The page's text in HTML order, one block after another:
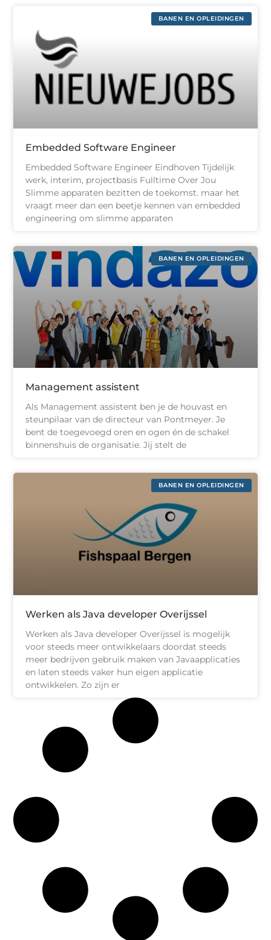
BANEN EN OPLEIDINGEN
Embedded Software Engineer
Embedded Software Engineer Eindhoven Tijdelijk
werk, interim, projectbasis Fulltime Over Jou
Slimme apparaten bezitten de toekomst. maar het
vraagt meer dan een beetje kennen van embedded
engineering om slimme apparaten
BANEN EN OPLEIDINGEN
Management assistent
Als Management assistent ben je de houvast en
steunpilaar van de directeur van Pontmeyer. Je
bent de toegevoegd oren en ogen én de schakel
binnenshuis de organisatie. Jij stelt de
BANEN EN OPLEIDINGEN
Werken als Java developer Overijssel
Werken als Java developer Overijssel is mogelijk
voor steeds meer ontwikkelaars doordat steeds
meer bedrijven gebruik maken van Javaapplicaties
en laten steeds vaker hun eigen applicatie
ontwikkelen. Zo zijn er